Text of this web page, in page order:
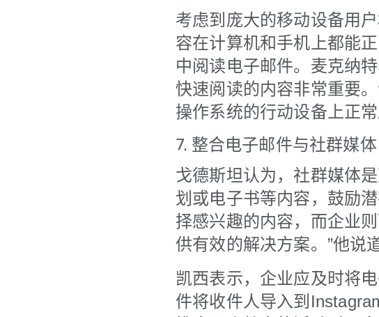
考虑到庞大的移动设备用
容在计算机和手机上都能
中阅读电子邮件。麦克纳
快速阅读的内容非常重要
操作系统的行动设备上正常
7. 整合电子邮件与社群媒体
戈德斯坦认为，社群媒体
划或电子书等内容，鼓励
择感兴趣的内容，而企业
供有效的解决方案。”他说道
凯西表示，企业应及时将
件将收件人导入到